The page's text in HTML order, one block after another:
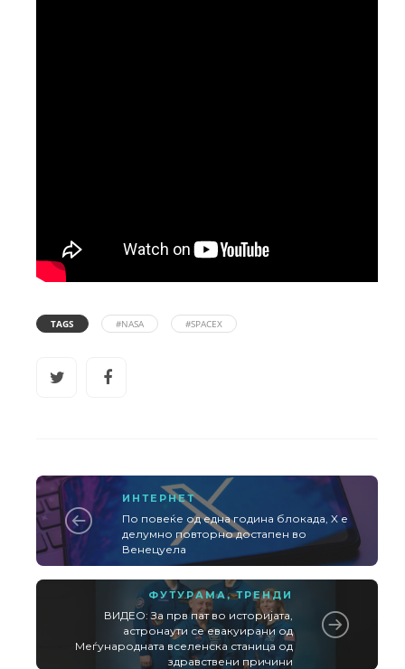
TAGS #NASA #SPACEX
ИНТЕРНЕТ
По повеќе од една година блокада, X е
делумно повторно достапен во
Венецуела
ФУТУРАМА,ТРЕНДИ
ВИДЕО: За прв пат во историјата,
астронаути се евакуирани од
Меѓународната вселенска станица од
здравствени причини